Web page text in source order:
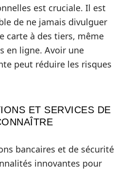
est cruciale. Il est
de ne jamais divulguer
carte à des tiers, même
en ligne. Avoir une
peut réduire les risques
ET SERVICES DE
bancaires et de sécurité
innovantes pour